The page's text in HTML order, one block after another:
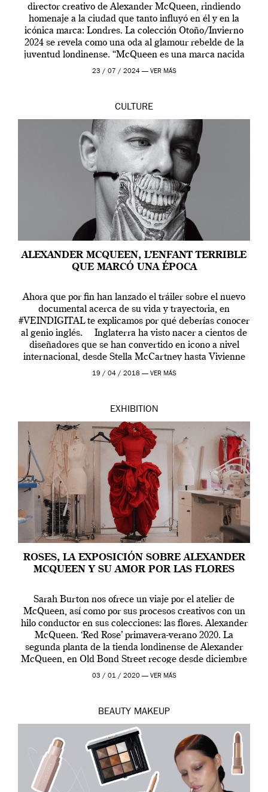
director creativo de Alexander McQueen, rindiendo
homenaje a la ciudad que tanto influyó en él y en la
icónica marca: Londres. La colección Otoño/Invierno
2024 se revela como una oda al glamour rebelde de la
juventud londinense. “McQueen es una marca nacida
en Londres y siempre ha […]
23 / 07 / 2024 — VER MÁS
CULTURE
ALEXANDER MCQUEEN, L’ENFANT TERRIBLE
QUE MARCÓ UNA ÉPOCA
Ahora que por fin han lanzado el tráiler sobre el nuevo
documental acerca de su vida y trayectoria, en
#VEINDIGITAL te explicamos por qué deberías conocer
al genio inglés. Inglaterra ha visto nacer a cientos de
diseñadores que se han convertido en icono a nivel
internacional, desde Stella McCartney hasta Vivienne
Westwood pasando […]
19 / 04 / 2018 — VER MÁS
EXHIBITION
ROSES, LA EXPOSICIÓN SOBRE ALEXANDER
MCQUEEN Y SU AMOR POR LAS FLORES
Sarah Burton nos ofrece un viaje por el atelier de
McQueen, así como por sus procesos creativos con un
hilo conductor en sus colecciones: las flores. Alexander
McQueen. ‘Red Rose’ primavera-verano 2020. La
segunda planta de la tienda londinense de Alexander
McQueen, en Old Bond Street recoge desde diciembre
de 2019 hasta final de abril […]
03 / 01 / 2020 — VER MÁS
BEAUTY MAKEUP